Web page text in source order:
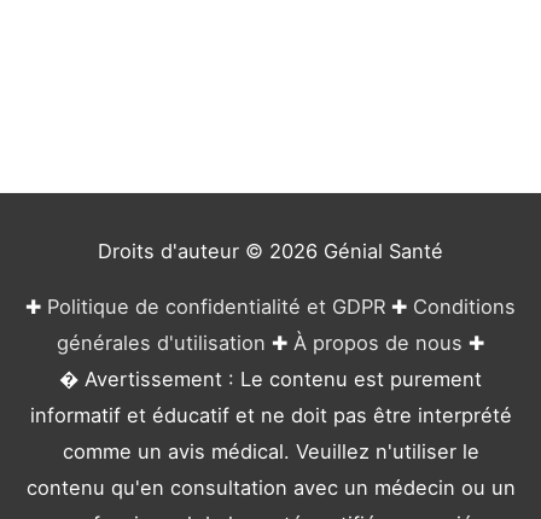
Droits d'auteur © 2026 Génial Santé
✚ Politique de confidentialité et GDPR ✚ Conditions
générales d'utilisation ✚ À propos de nous ✚
� Avertissement : Le contenu est purement
informatif et éducatif et ne doit pas être interprété
comme un avis médical. Veuillez n'utiliser le
contenu qu'en consultation avec un médecin ou un